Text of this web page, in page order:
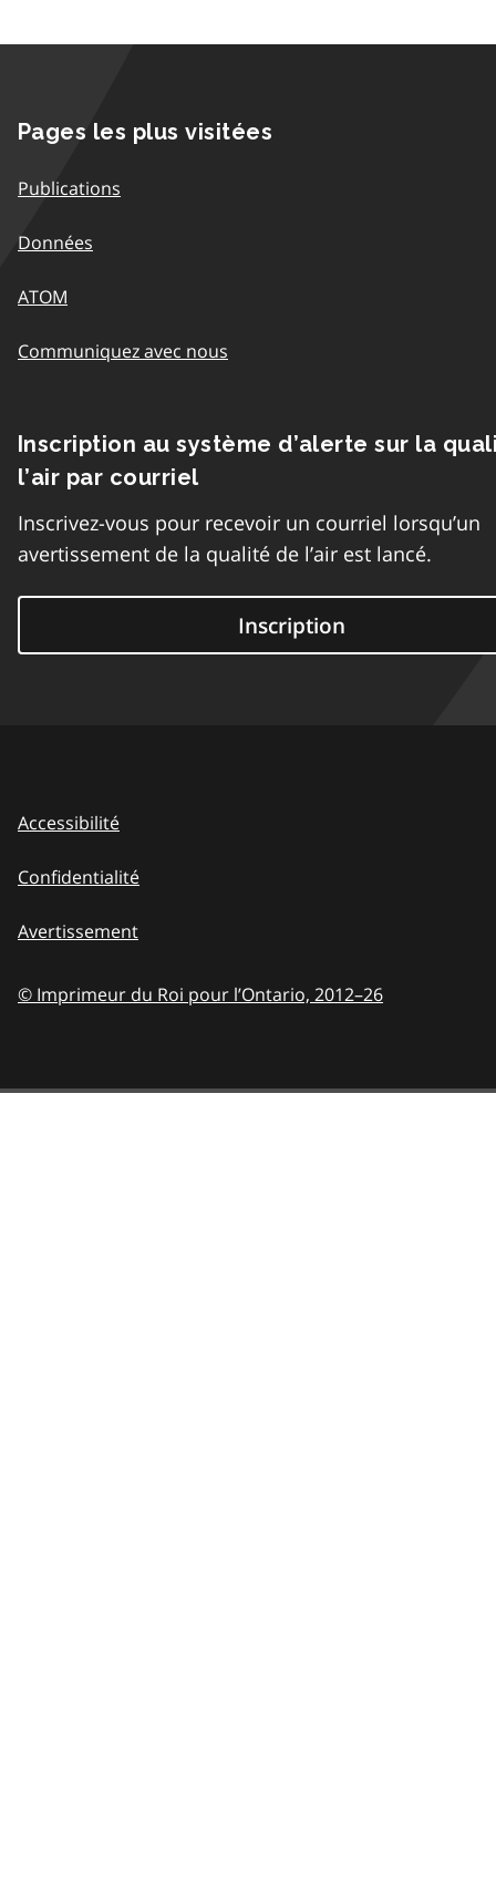
Pages les plus visitées
Publications
Données
ATOM
Communiquez avec nous
Inscription au système d’alerte sur la
l’air par courriel
Inscrivez-vous pour recevoir un courriel lorsqu’un
avertissement de la qualité de l’air est lancé.
Inscription
Accessibilité
Confidentialité
Avertissement
© Imprimeur du Roi pour l’Ontario, 2012–26